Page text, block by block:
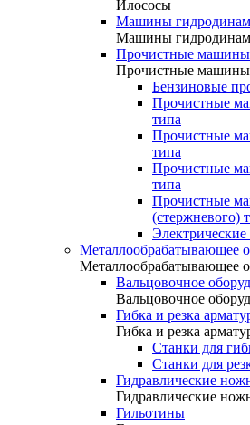
Илососы
Машины
Машины
Прочистные машины
Прочистные машины
Бензиновые
Прочистные
типа
Прочистные
типа
Прочистные
типа
Прочистные
(стержневого)
Металлообрабатывающее
Металлообрабатывающее
Вальцовочное
Вальцовочное
Гибка и резка
Гибка и резка
Станки для
Станки для
Гидравлические
Гидравлические
Гильотины